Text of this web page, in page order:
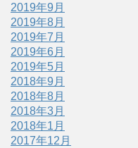
2019年9月
2019年8月
2019年7月
2019年6月
2019年5月
2018年9月
2018年8月
2018年3月
2018年1月
2017年12月